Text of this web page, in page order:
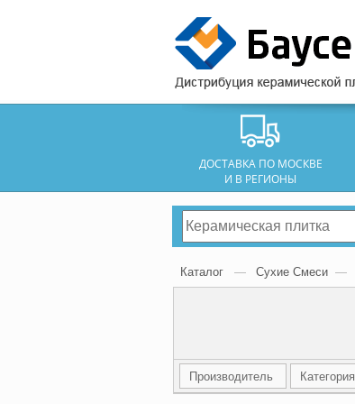
ДОСТАВКА ПО МОСКВЕ
И В РЕГИОНЫ
Каталог — Сухие Смеси —
Производитель Категория